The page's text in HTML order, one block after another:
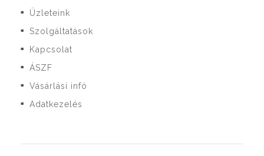
■ Üzleteink
■ Szolgáltatások
■ Kapcsolat
■ ÁSZF
■ Vásárlási infó
■ Adatkezelés